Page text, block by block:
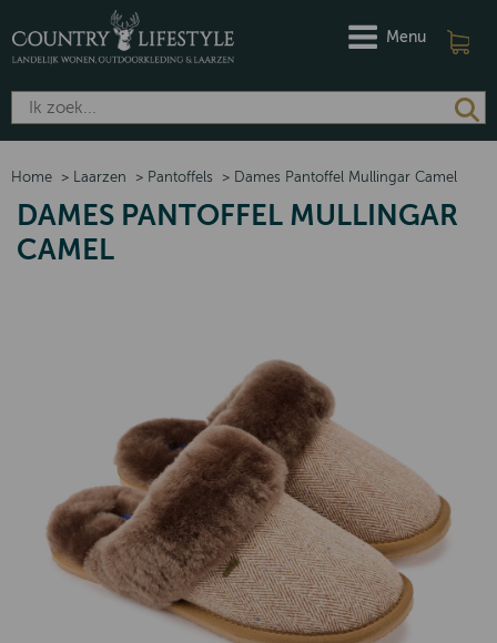
Menu
Home > Laarzen > Pantoffels > Dames Pantoffel Mullingar Camel
DAMES PANTOFFEL MULLINGAR
CAMEL